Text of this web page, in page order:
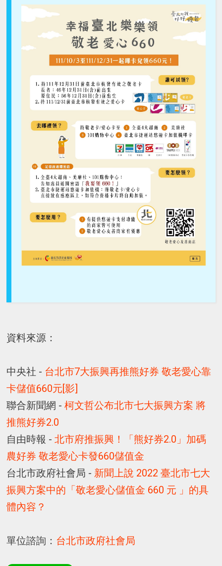
資料來源：
中央社 - 台北市7大振興再推熊好券 敬老愛心靠
卡儲值660元[影]
聯合新聞網 -柯文哲公布北市七大振興方案 將
推熊好券2.0
自由時報 -北市府推振興！「熊好券2.0」加碼
農好券 敬老愛心卡發660儲值金
台北市政府社會局 - 新聞上說 2022 臺北市七大
振興方案中的「敬老愛心儲值金 660 元 」的具
體內容？
單位諮詢： 台北市政府社會局